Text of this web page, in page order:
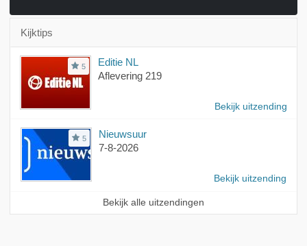
Kijktips
5
Editie NL
Aflevering 219
Bekijk uitzending
5
Nieuwsuur
7-8-2026
Bekijk uitzending
Bekijk alle uitzendingen